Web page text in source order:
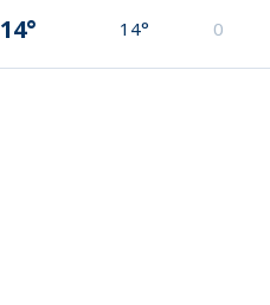
14° 14° 0